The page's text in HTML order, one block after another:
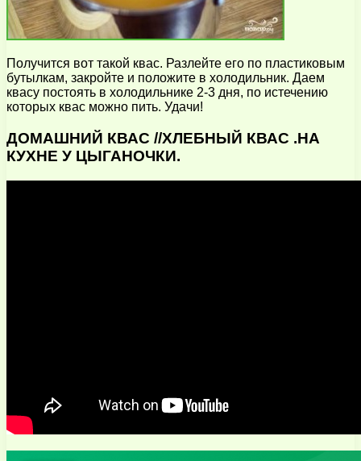
Получится вот такой квас. Разлейте его по пластиковым
бутылкам, закройте и положите в холодильник. Даем
квасу постоять в холодильнике 2-3 дня, по истечению
которых квас можно пить. Удачи!
ДОМАШНИЙ КВАС //ХЛЕБНЫЙ КВАС .НА
КУХНЕ У ЦЫГАНОЧКИ.